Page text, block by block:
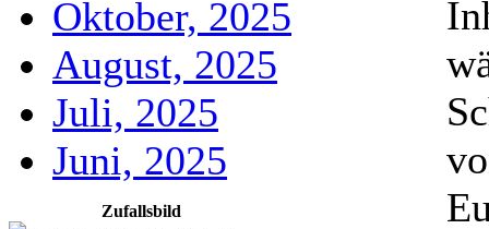
Oktober, 2025
August, 2025
Juli, 2025
Juni, 2025
Zufallsbild